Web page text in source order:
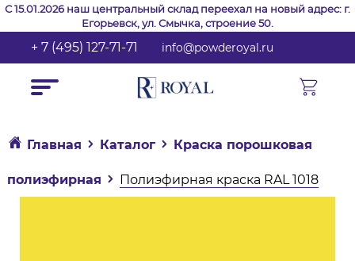
С 15.01.2026 наш центральный склад переехал на новый адрес: г.
Егорьевск, ул. Смычка, строение 50.
+ 7 (495) 127-71-71 info@powderoyal.ru
Главная Каталог Краска порошковая
полиэфирная Полиэфирная краска RAL 1018